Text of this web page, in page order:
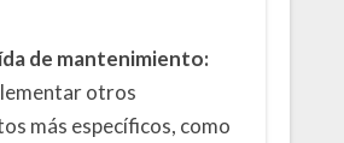
de mantenimiento:
otros
más específicos, como